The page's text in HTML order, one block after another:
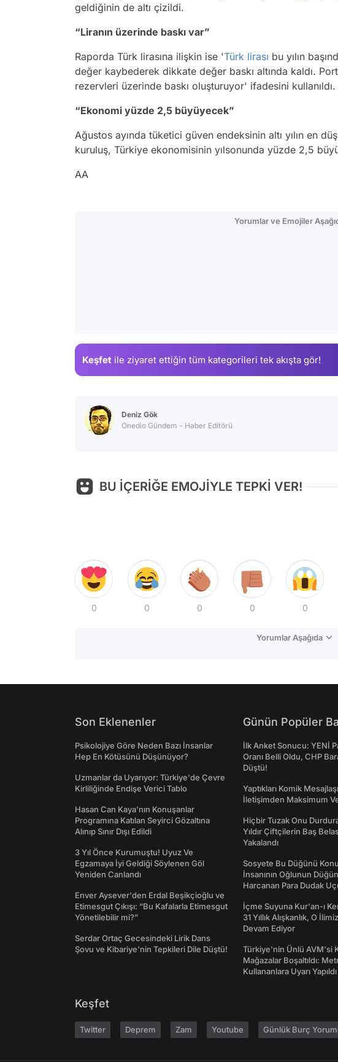
geldiğinin de altı çizildi.
“Liranın üzerinde baskı var”
Raporda Türk lirasına ilişkin ise 'Türk lirası bu yılın
değer kaybederek dikkate değer baskı altında kaldı.
rezervleri üzerinde baskı oluşturuyor' ifadesini kullanıldı.
“Ekonomi yüzde 2,5 büyüyecek”
Ağustos ayında tüketici güven endeksinin altı yılın en
kuruluş, Türkiye ekonomisinin yılsonunda yüzde 2,5
AA
Yorumlar ve Emojiler
Keşfet ile ziyaret ettiğin tüm kategorileri tek akışta gör!
Deniz Gök
Onedio Gündem - Haber Editörü
BU İÇERİĞE EMOJİYLE TEPKİ VER!
0 0 0 0 0
Yorumlar Aşağıda
Son Eklenenler
Psikolojiye Göre Neden Bazı İnsanlar
Hep En Kötüsünü Düşünüyor?
Uzmanlar da Uyarıyor: Türkiye'de Çevre
Kirliliğinde Endişe Verici Tablo
Hasan Can Kaya’nın Konuşanlar
Programına Katılan Seyirci Gözaltına
Alınıp Sınır Dışı Edildi
3 Yıl Önce Kurumuştu! Uyuz Ve
Egzamaya İyi Geldiği Söylenen Göl
Yeniden Canlandı
Enver Aysever'den Erdal Beşikçioğlu ve
Etimesgut Çıkışı: “Bu Kafalarla Etimesgut
Yönetilebilir mi?”
Serdar Ortaç Gecesindeki Lirik Dans
Şovu ve Kibariye'nin Tepkileri Dile Düştü!
Günün Popüler
İlk Anket Sonucu: YENİ
Oranı Belli Oldu, CHP
Düştü!
Yaptıkları Komik
İletişimden Maksimum
Hiçbir Tuzak Onu
Yıldır Çiftçilerin Baş
Yakalandı
Sosyete Bu Düğünü
İnsanının Oğlunun
Harcanan Para Dudak
İçme Suyuna Kur'an-ı
31 Yıllık Alışkanlık, O
Devam Ediyor
Türkiye'nin Ünlü AVM'si
Mağazalar Boşaltıldı:
Kullananlara Uyarı Yapıldı
Keşfet
Twitter Deprem Zam Youtube Günlük Burç